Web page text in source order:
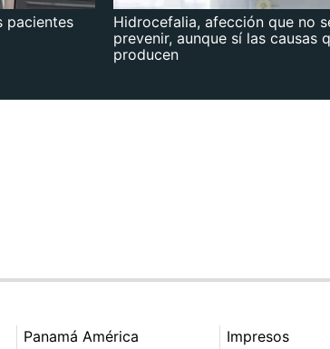
pacientes
Hidrocefalia, afección que no
prevenir, aunque sí las causas
producen
Panamá América
Impresos